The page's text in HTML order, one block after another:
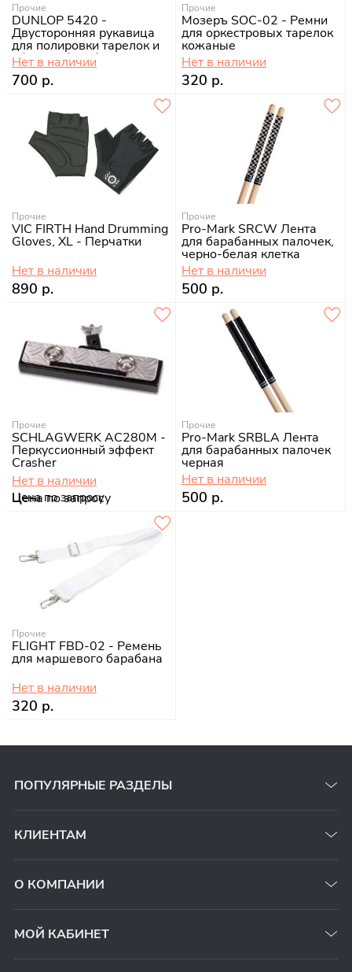
Прочие
DUNLOP 5420 -
Двусторонняя рукавица
для полировки тарелок и
обечаек барабанов.
Нет в наличии
700 р.
Прочие
Мозеръ SOC-02 - Ремни
для оркестровых тарелок
кожаные
Нет в наличии
320 р.
Прочие
VIC FIRTH Hand Drumming
Gloves, XL - Перчатки
Нет в наличии
890 р.
Прочие
Pro-Mark SRCW Лента
для барабанных палочек,
черно-белая клетка
Нет в наличии
500 р.
Прочие
SCHLAGWERK AC280M -
Перкуссионный эффект
Crasher
Нет в наличии
Цена по запросу
Прочие
Pro-Mark SRBLA Лента
для барабанных палочек
черная
Нет в наличии
500 р.
Прочие
FLIGHT FBD-02 - Ремень
для маршевого барабана
Нет в наличии
320 р.
ПОПУЛЯРНЫЕ РАЗДЕЛЫ
КЛИЕНТАМ
О КОМПАНИИ
МОЙ КАБИНЕТ